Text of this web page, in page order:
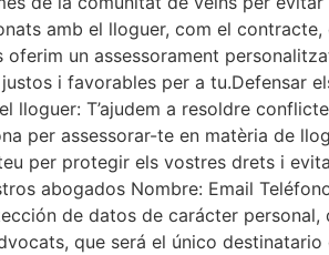
amb el lloguer, com el
un assessorament
i favorables per a tu.Defensar
T’ajudem a resoldre
per assessorar-te en matèria de
per protegir els vostres drets i
abogados Nombre: Email
de datos de carácter
que será el único